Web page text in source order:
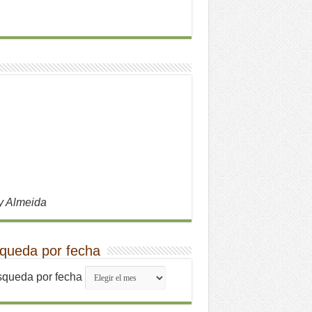
Almeida
por fecha
por fecha